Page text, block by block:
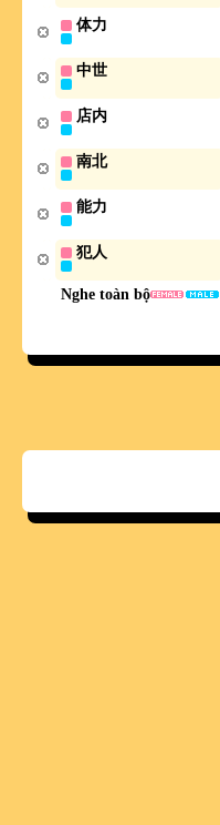
Nghe toàn bộ
体力
中世
店内
南北
能力
犯人